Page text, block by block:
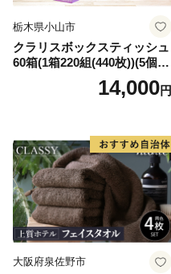
栃木県小山市
クラリスボックスティッシュ
60箱(1箱220組(440枚))(5個入
り×12セット)【1256759】
14,000円
大阪府泉佐野市